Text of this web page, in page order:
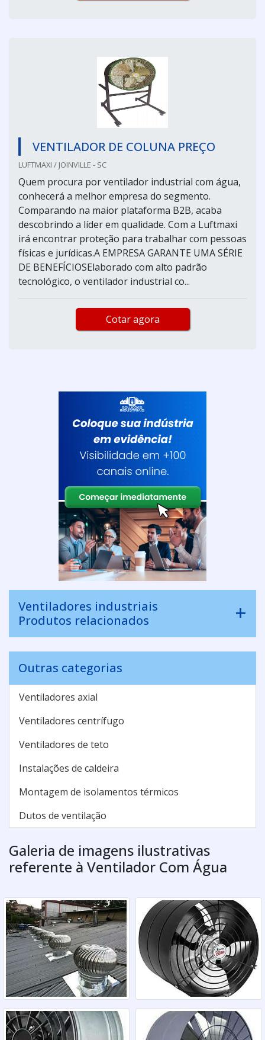
VENTILADOR DE COLUNA PREÇO
LUFTMAXI / JOINVILLE - SC
Quem procura por ventilador industrial com água,
conhecerá a melhor empresa do segmento.
Comparando na maior plataforma B2B, acaba
descobrindo a líder em qualidade. Com a Luftmaxi
irá encontrar proteção para trabalhar com pessoas
físicas e jurídicas.A EMPRESA GARANTE UMA SÉRIE
DE BENEFÍCIOSElaborado com alto padrão
tecnológico, o ventilador industrial co...
Cotar agora
Ventiladores industriais
Produtos relacionados
Outras categorias
Ventiladores axial
Ventiladores centrífugo
Ventiladores de teto
Instalações de caldeira
Montagem de isolamentos térmicos
Dutos de ventilação
Galeria de imagens ilustrativas
referente à Ventilador Com Água